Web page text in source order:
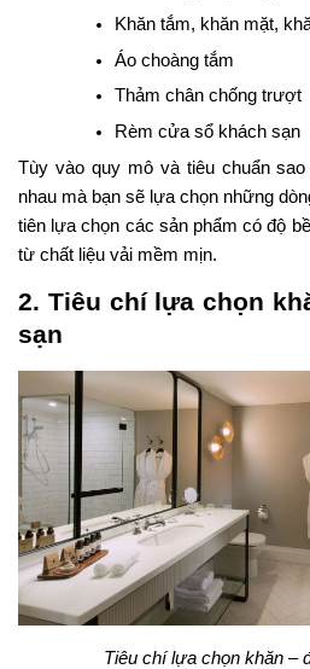
Khăn tắm, khăn mặt,
Áo choàng tắm
Thảm chân chống trượt
Rèm cửa sổ khách sạn
Tùy vào quy mô và tiêu chuẩn
nhau mà bạn sẽ lựa chọn những
tiên lựa chọn các sản phẩm có độ
từ chất liệu vải mềm mịn.
2. Tiêu chí lựa chọn
sạn
Tiêu chí lựa chọn khăn –